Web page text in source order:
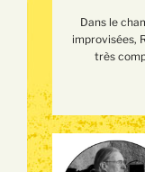
Dans le
improvisées,
très